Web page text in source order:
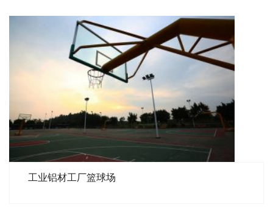
工业铝材工厂篮球场